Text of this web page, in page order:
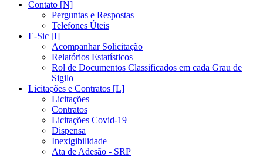
Contato [N]
Perguntas e Respostas
Telefones Úteis
E-Sic [I]
Acompanhar Solicitação
Relatórios Estatísticos
Rol de Documentos Classificados em cada Grau de
Sigilo
Licitações e Contratos [L]
Licitações
Contratos
Licitações Covid-19
Dispensa
Inexigibilidade
Ata de Adesão - SRP